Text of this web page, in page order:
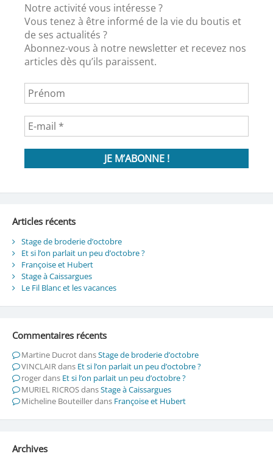
Notre activité vous intéresse ?
Vous tenez à être informé de la vie du boutis et
de ses actualités ?
Abonnez-vous à notre newsletter et recevez nos
articles dès qu’ils paraissent.
Articles récents
Stage de broderie d’octobre
Et si l’on parlait un peu d’octobre ?
Françoise et Hubert
Stage à Caissargues
Le Fil Blanc et les vacances
Commentaires récents
Martine DucrotdansStage de broderie d’octobre
VINCLAIRdans Et si l’on parlait un peu d’octobre ?
rogerdans Et si l’on parlait un peu d’octobre ?
MURIEL RICROSdansStage à Caissargues
Micheline Bouteillerdans Françoise et Hubert
Archives